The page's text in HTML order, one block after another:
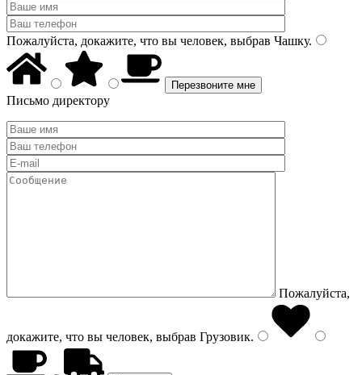
Пожалуйста, докажите, что вы человек, выбрав Чашку.
Письмо директору
Пожалуйста,
докажите, что вы человек, выбрав Грузовик.